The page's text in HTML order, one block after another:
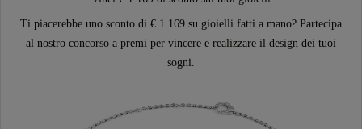
Ti piacerebbe uno sconto di € 1.169 su gioielli fatti a mano? Partecipa
al nostro concorso a premi per vincere e realizzare il design dei tuoi
sogni.